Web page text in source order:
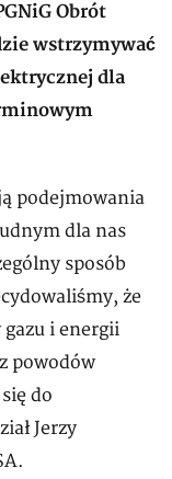
Obrót
wstrzymywać
dla
podejmowania
dla nas
sposób
że
i energii
powodów
do
Jerzy